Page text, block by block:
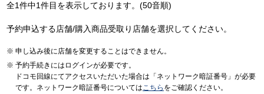
全1件中1件目を表示しております。(50音順)
予約申込する店舗/購入商品受取り店舗を選択してください。
申し込み後に店舗を変更することはできません。
予約手続きにはログインが必要です。
ドコモ回線にてアクセスいただいた場合は「ネットワーク暗証番号」が必要
です。ネットワーク暗証番号についてはこちら をご確認ください。